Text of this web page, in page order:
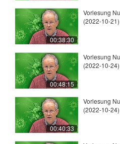
00:38:30
Vorlesung
(2022-10-21)
00:48:15
Vorlesung
(2022-10-24)
00:40:33
Vorlesung
(2022-10-24)